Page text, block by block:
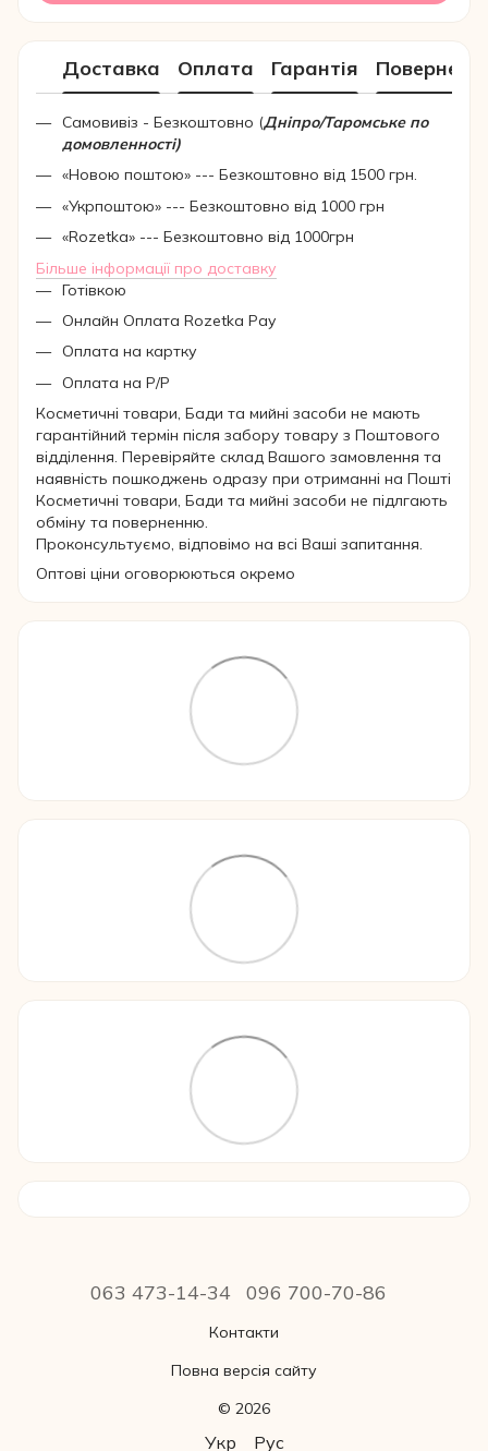
Доставка Оплата Гарантія
Самовивіз - Безкоштовно (Дніпро/Таромське по
домовленності)
«Новою поштою» --- Безкоштовно від 1500 грн.
«Укрпоштою» --- Безкоштовно від 1000 грн
«Rozetka» --- Безкоштовно від 1000грн
Більше інформації про доставку
Готівкою
Онлайн Оплата Rozetka Pay
Оплата на картку
Оплата на Р/Р
Косметичні товари, Бади та мийні засоби не мають
гарантійний термін після забору товару з Поштового
відділення. Перевіряйте склад Вашого замовлення та
наявність пошкоджень одразу при отриманні на Пошті
Косметичні товари, Бади та мийні засоби не підлгають
обміну та поверненню.
Проконсультуємо, відповімо на всі Ваші запитання.
Оптові ціни оговорюються окремо
063 473-14-34 096 700-70-86
Контакти
Повна версія сайту
© 2026
Укр Рус